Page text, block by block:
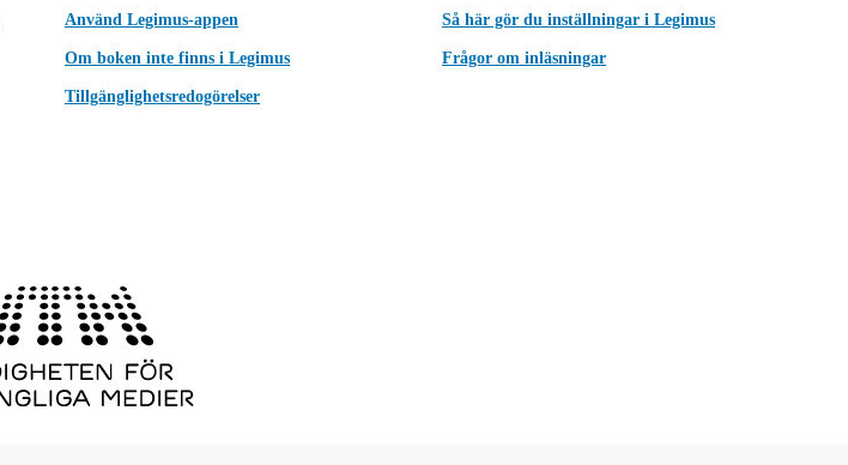
Använd Legimus-appen
Om boken inte finns i Legimus
Tillgänglighetsredogörelser
Så här gör du inställningar i Legimus
Frågor om inläsningar